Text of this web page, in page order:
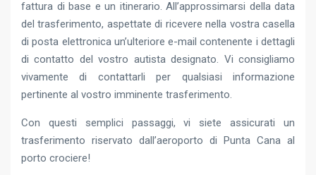
fattura di base e un itinerario. All’approssimarsi della data
del trasferimento, aspettate di ricevere nella vostra casella
di posta elettronica un’ulteriore e-mail contenente i dettagli
di contatto del vostro autista designato. Vi consigliamo
vivamente di contattarli per qualsiasi informazione
pertinente al vostro imminente trasferimento.
Con questi semplici passaggi, vi siete assicurati un
trasferimento riservato dall’aeroporto di Punta Cana al
porto crociere!